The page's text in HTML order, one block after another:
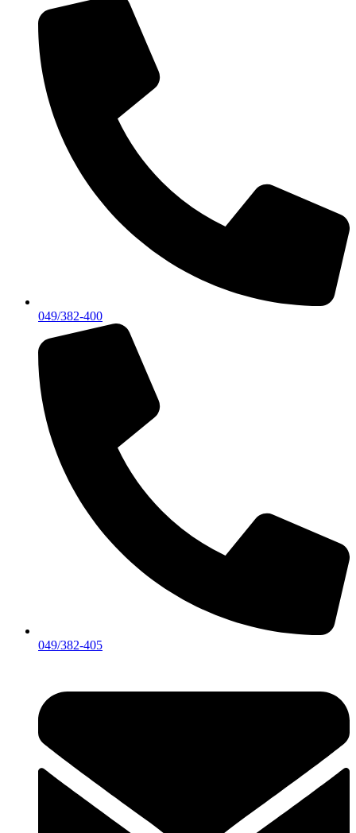
049/382-400
049/382-405